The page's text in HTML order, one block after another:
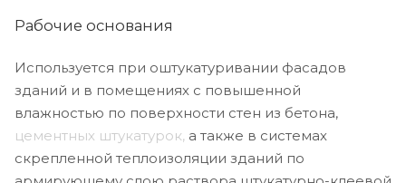
Рабочие основания
Используется при оштукатуривании фасадов
зданий и в помещениях с повышенной
влажностью по поверхности стен из бетона,
цементных штукатурок, а также в системах
скрепленной теплоизоляции зданий по